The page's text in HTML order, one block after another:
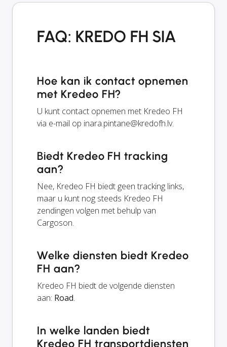
FAQ: KREDO FH SIA
Hoe kan ik contact opnemen
met Kredeo FH?
U kunt contact opnemen met Kredeo FH
via e-mail op inara.pintane@kredofh.lv.
Biedt Kredeo FH tracking
aan?
Nee, Kredeo FH biedt geen tracking links,
maar u kunt nog steeds Kredeo FH
zendingen volgen met behulp van
Cargoson.
Welke diensten biedt Kredeo
FH aan?
Kredeo FH biedt de volgende diensten
aan: Road.
In welke landen biedt
Kredeo FH transportdiensten